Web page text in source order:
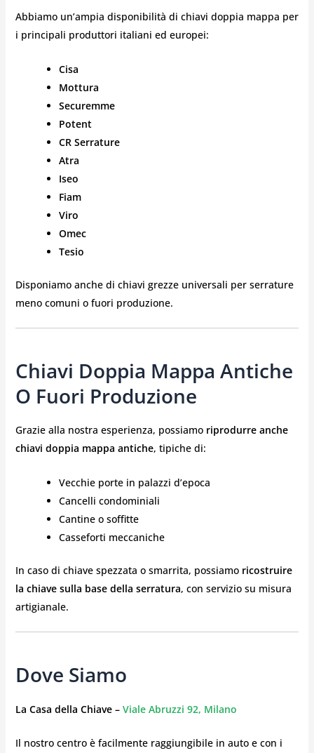
Abbiamo un’ampia disponibilità di chiavi doppia mappa per
i principali produttori italiani ed europei:
Cisa
Mottura
Securemme
Potent
CR Serrature
Atra
Iseo
Fiam
Viro
Omec
Tesio
Disponiamo anche di chiavi grezze universali per serrature
meno comuni o fuori produzione.
Chiavi Doppia Mappa Antiche
O Fuori Produzione
Grazie alla nostra esperienza, possiamo riprodurre anche
chiavi doppia mappa antiche, tipiche di:
Vecchie porte in palazzi d’epoca
Cancelli condominiali
Cantine o soffitte
Casseforti meccaniche
In caso di chiave spezzata o smarrita, possiamo ricostruire
la chiave sulla base della serratura, con servizio su misura
artigianale.
Dove Siamo
La Casa della Chiave –Viale Abruzzi 92, Milano
Il nostro centro è facilmente raggiungibile in auto e con i